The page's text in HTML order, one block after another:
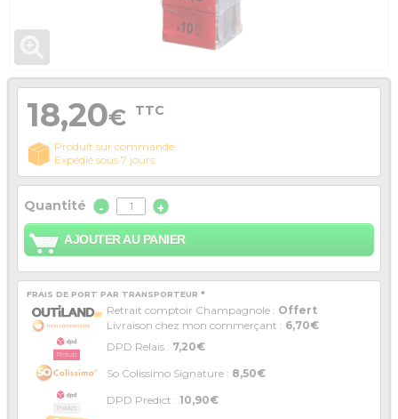
18,20€ TTC
Produit sur commande.
Expédié sous 7 jours
Quantité - +
AJOUTER AU PANIER
FRAIS DE PORT PAR TRANSPORTEUR *
Retrait comptoir Champagnole : Offert
Livraison chez mon commerçant : 6,70€
DPD Relais : 7,20€
So Colissimo Signature : 8,50€
DPD Predict : 10,90€